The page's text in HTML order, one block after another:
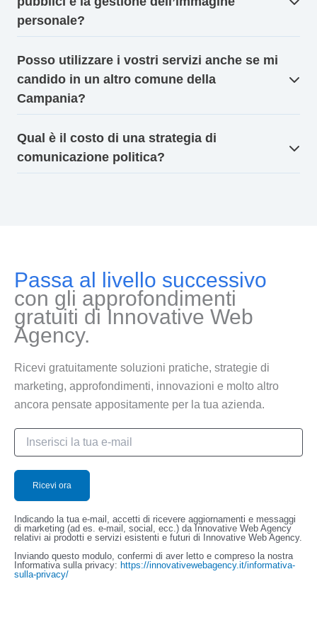
personale?
Posso utilizzare i vostri servizi anche se mi
candido in un altro comune della
Campania?
Qual è il costo di una strategia di
comunicazione politica?
Passa al livello successivo
con gli approfondimenti
gratuiti di Innovative Web
Agency.
Ricevi gratuitamente soluzioni pratiche, strategie di
marketing, approfondimenti, innovazioni e molto altro
ancora pensate appositamente per la tua azienda.
Indicando la tua e-mail, accetti di ricevere aggiornamenti e messaggi
di marketing (ad es. e-mail, social, ecc.) da Innovative Web Agency
relativi ai prodotti e servizi esistenti e futuri di Innovative Web Agency.
Inviando questo modulo, confermi di aver letto e compreso la nostra
Informativa sulla privacy: https://innovativewebagency.it/informativa-
sulla-privacy/